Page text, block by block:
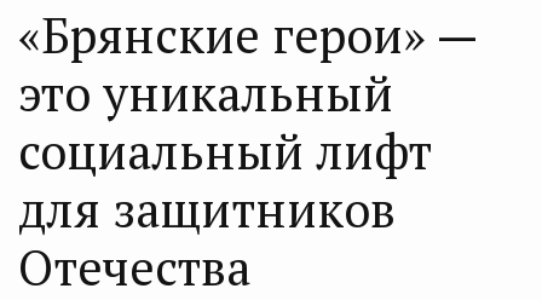
«Брянские герои» —
это уникальный
социальный лифт
для защитников
Отечества